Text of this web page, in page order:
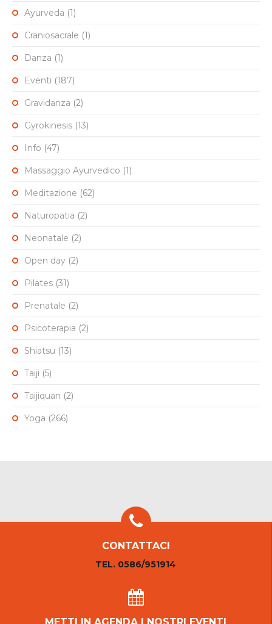
Ayurveda (1)
Craniosacrale (1)
Danza (1)
Eventi (187)
Gravidanza (2)
Gyrokinesis (13)
Info (47)
Massaggio Ayurvedico (1)
Meditazione (62)
Naturopatia (2)
Neonatale (2)
Open day (2)
Pilates (31)
Prenatale (2)
Psicoterapia (2)
Shiatsu (13)
Taiji (5)
Taijiquan (2)
Yoga (266)
CONTATTACI
TEL. 0586/951914